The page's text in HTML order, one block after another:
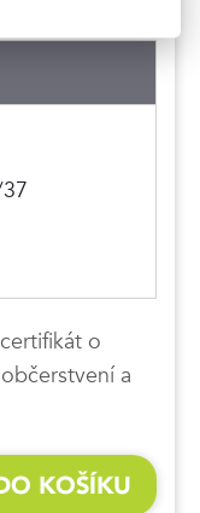
o
a
KOŠÍKU